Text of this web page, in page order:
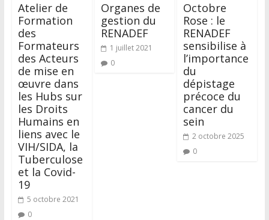
Atelier de
Formation
des
Formateurs
des Acteurs
de mise en
œuvre dans
les Hubs sur
les Droits
Humains en
liens avec le
VIH/SIDA, la
Tuberculose
et la Covid-
19
5 octobre 2021
0
Organes de
gestion du
RENADEF
1 juillet 2021
0
Octobre
Rose : le
RENADEF
sensibilise à
l’importance
du
dépistage
précoce du
cancer du
sein
2 octobre 2025
0